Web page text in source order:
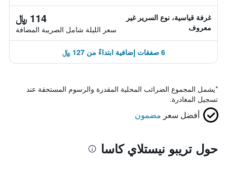
غرفة قياسية، نوع السرير غير
معروف
114 ﷼
سعر الليلة شامل الصريبة المضافة
6 صفقات إضافية ابتداءً من 127 ﷼
*يشمل المجموع الضرائب المحلية المقدرة والرسوم المستحقة عند
تسجيل المغادرة.
أفضل سعر مضمون
حول تريبو نيستلاي كاسا